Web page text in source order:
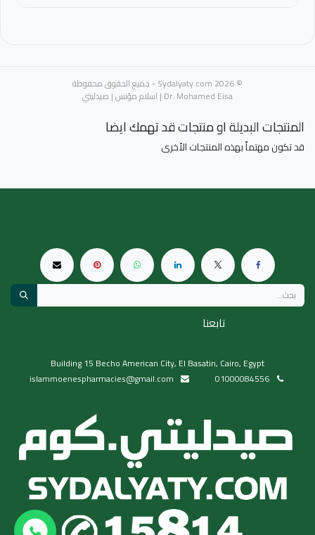
مصر العربية عبر صيدلية اسلام مؤنس، مع إمكانية الاستفسار
والتأكد من التوافر مباشرة عبر واتساب.
© 2026 Sydalyaty.com - جميع الحقوق محفوظة
Dr. Mohamed Eisa | اسلام مؤنس | صيدليتي
المنتجات البديلة او منتجات قد تهمك ايضا
قد تكون مهتماً بهذه المنتجات الأخرى
تابعنا
Building 15 Becho American City, El Basatin, Cairo, Egypt
01000084556
islammoenespharmacies@gmail.com